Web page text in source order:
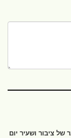
ציבור ושעיר יום